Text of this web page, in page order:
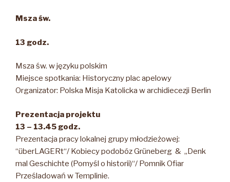
Msza św.
13 godz.
Msza św. w języku polskim
Miejsce spotkania: Historyczny plac apelowy
Organizator: Polska Misja Katolicka w archidiecezji Berlin
Prezentacja projektu
13 – 13.45 godz.
Prezentacja pracy lokalnej grupy młodzieżowej:
“überLAGERt“/ Kobiecy podobóz Grüneberg & „Denk
mal Geschichte (Pomyśl o historii)“/ Pomnik Ofiar
Prześladowań w Templinie.